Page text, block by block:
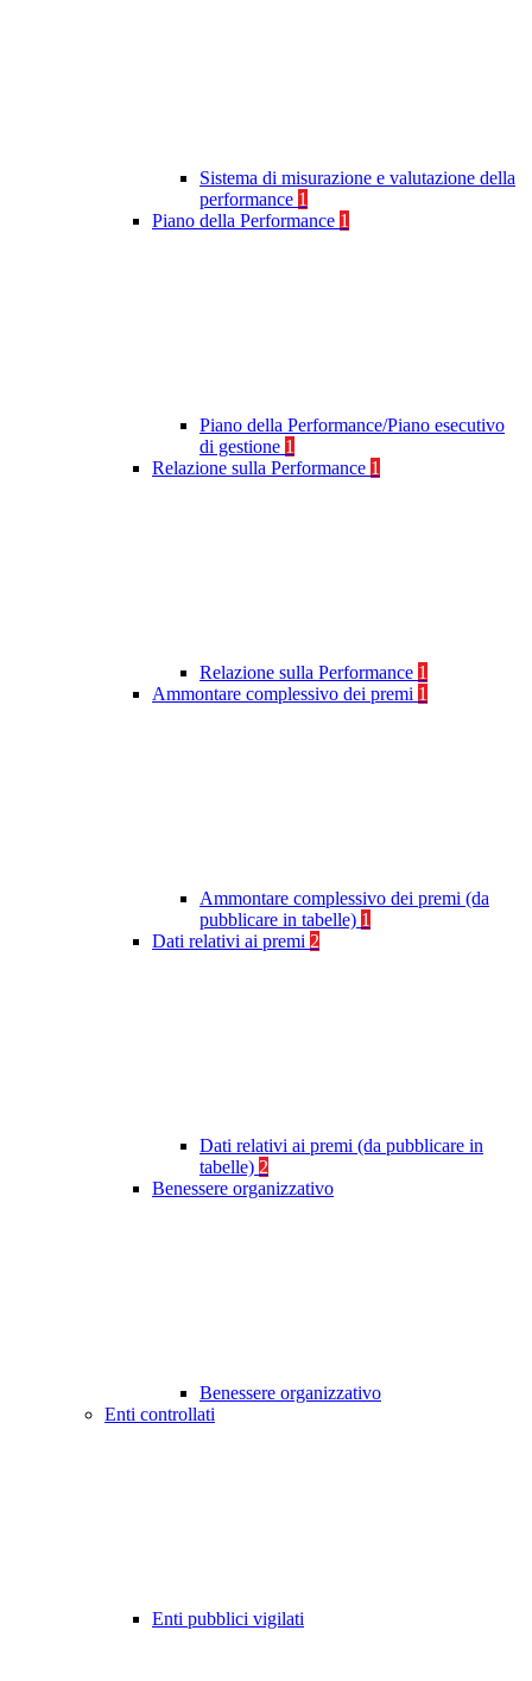
Sistema di misurazione e valutazione della
performance 1
Piano della Performance 1
Piano della Performance/Piano esecutivo
di gestione 1
Relazione sulla Performance 1
Relazione sulla Performance 1
Ammontare complessivo dei premi 1
Ammontare complessivo dei premi (da
pubblicare in tabelle) 1
Dati relativi ai premi 2
Dati relativi ai premi (da pubblicare in
tabelle) 2
Benessere organizzativo
Benessere organizzativo
Enti controllati
Enti pubblici vigilati